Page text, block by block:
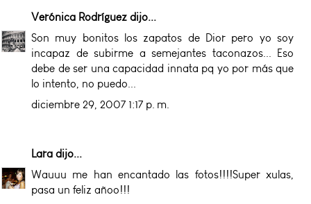
Verónica Rodríguez dijo...
Son muy bonitos los zapatos de Dior pero yo soy
incapaz de subirme a semejantes taconazos... Eso
debe de ser una capacidad innata pq yo por más que
lo intento, no puedo...
diciembre 29, 2007 1:17 p. m.
Lara dijo...
Wauuu me han encantado las fotos!!!!Super xulas,
pasa un feliz añoo!!!